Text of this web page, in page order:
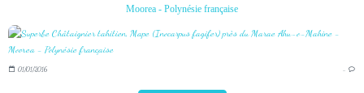
Moorea - Polynésie française
01/01/2016 …